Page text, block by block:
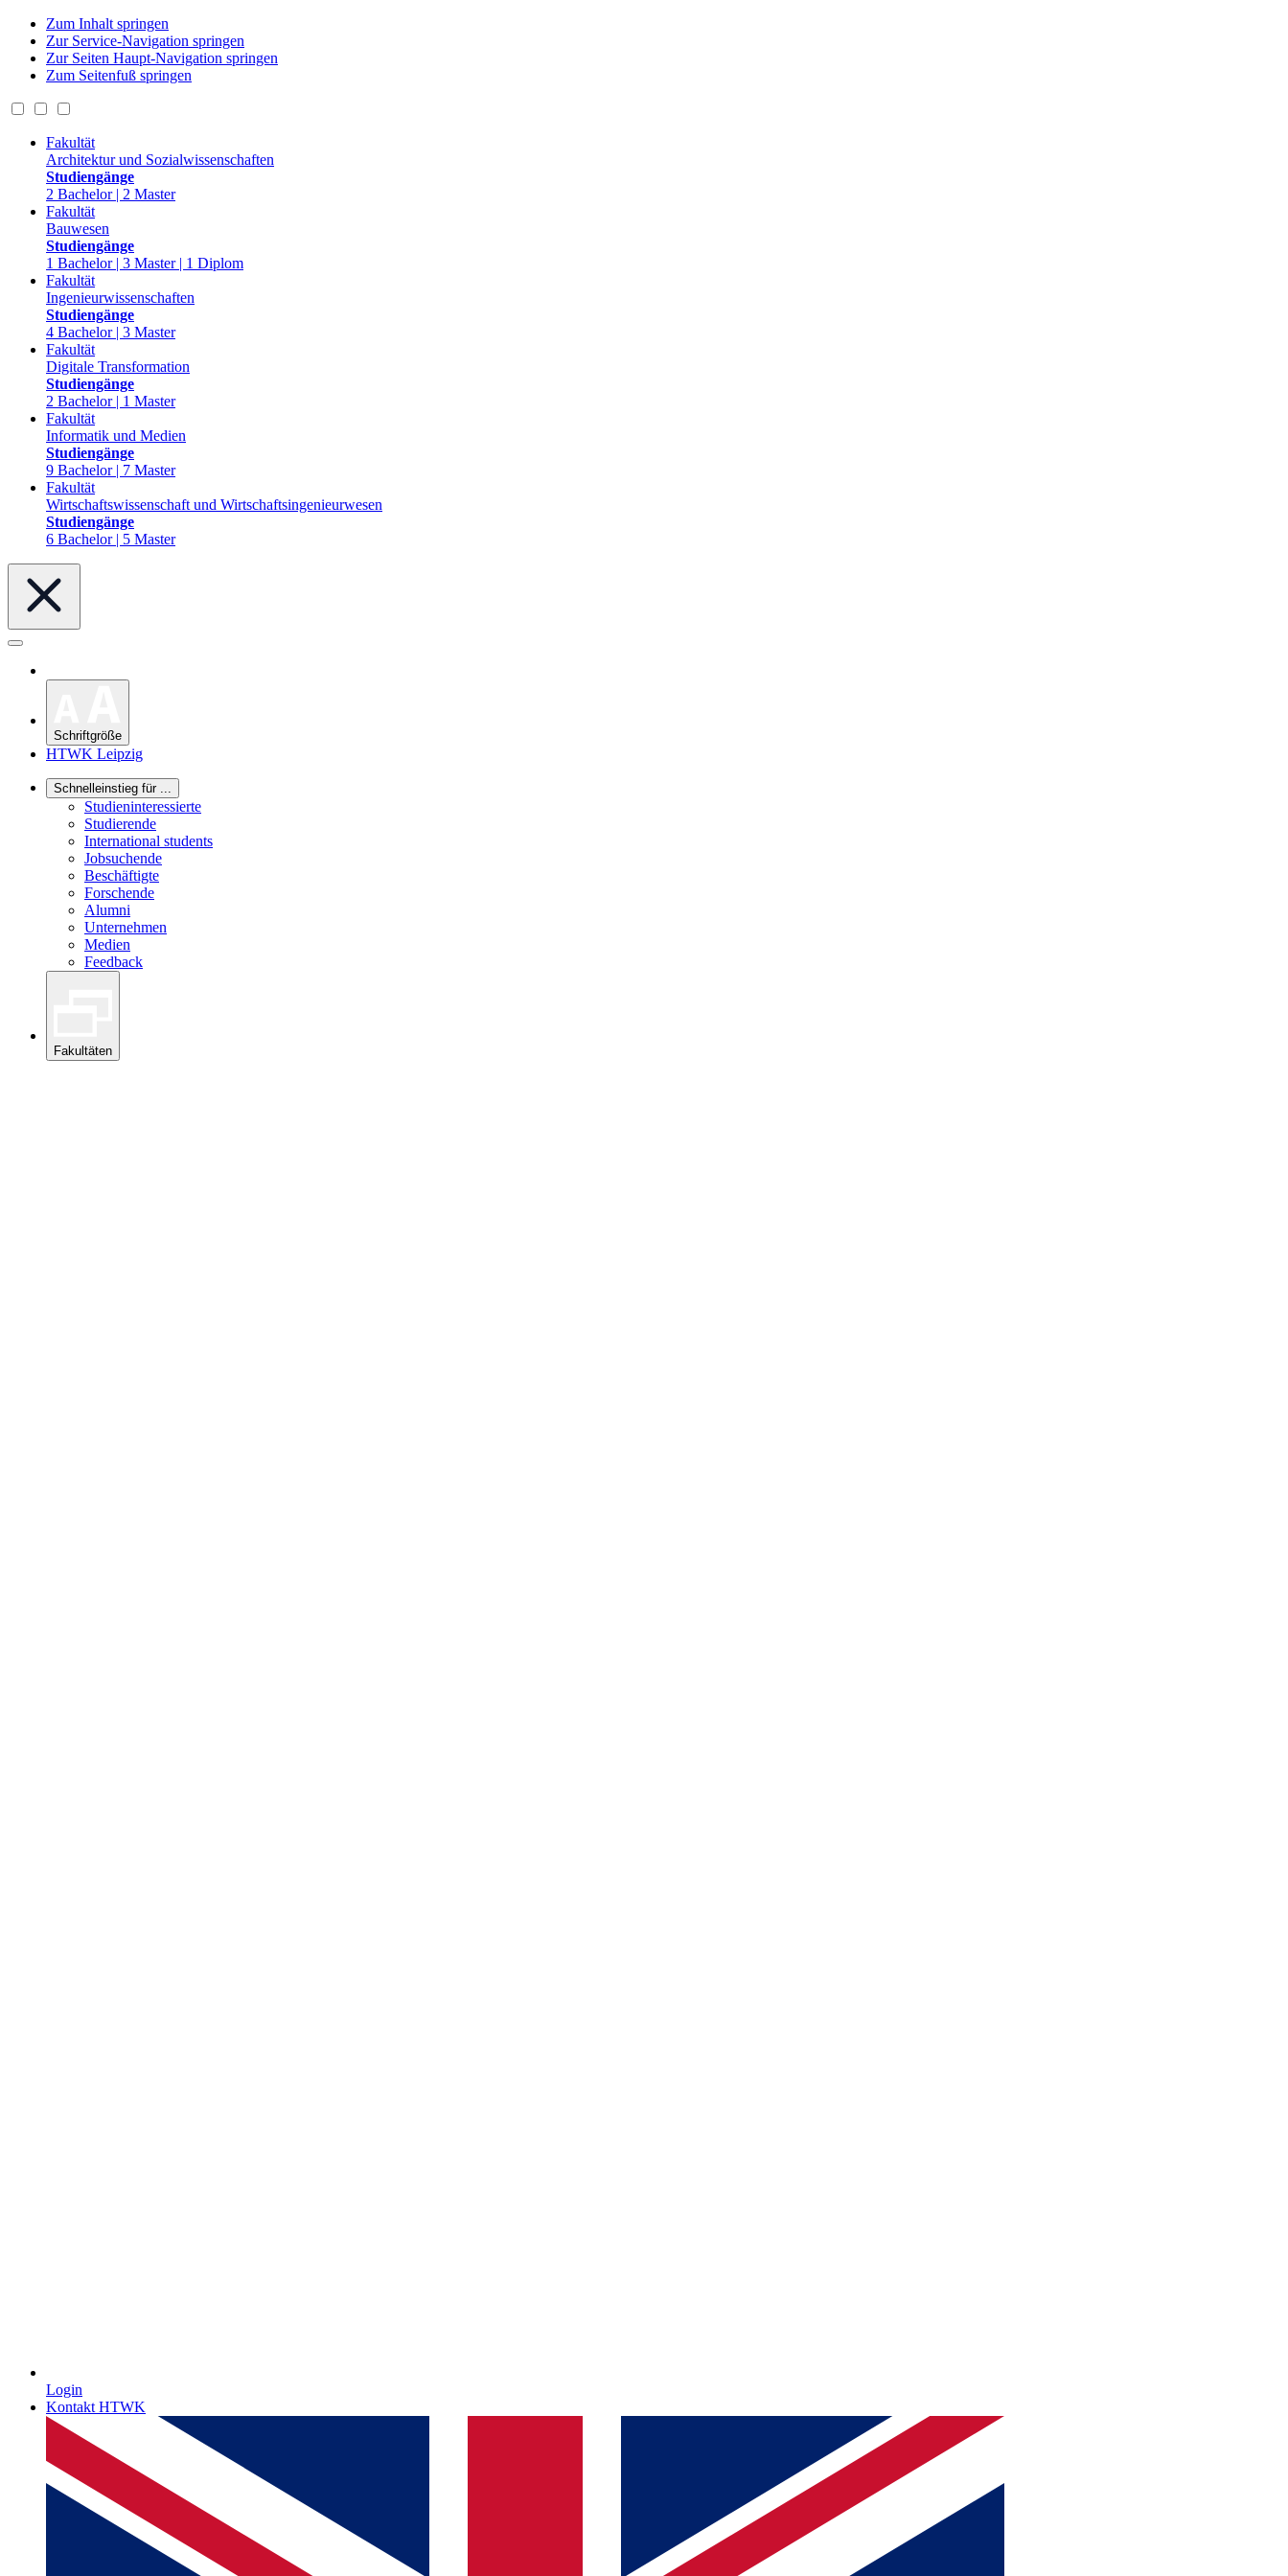
Zum Inhalt springen
Zur Service-Navigation springen
Zur Seiten Haupt-Navigation springen
Zum Seitenfuß springen
Fakultät
Architektur und Sozialwissenschaften
Studiengänge
2 Bachelor | 2 Master
Fakultät
Bauwesen
Studiengänge
1 Bachelor | 3 Master | 1 Diplom
Fakultät
Ingenieurwissenschaften
Studiengänge
4 Bachelor | 3 Master
Fakultät
Digitale Transformation
Studiengänge
2 Bachelor | 1 Master
Fakultät
Informatik und Medien
Studiengänge
9 Bachelor | 7 Master
Fakultät
Wirtschaftswissenschaft und Wirtschaftsingenieurwesen
Studiengänge
6 Bachelor | 5 Master
Schriftgröße
HTWK Leipzig
Schnelleinstieg für ...
Studieninteressierte
Studierende
International students
Jobsuchende
Beschäftigte
Forschende
Alumni
Unternehmen
Medien
Feedback
Fakultäten
Login
Kontakt HTWK